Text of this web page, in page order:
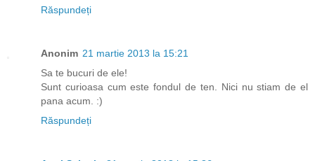
Răspundeți
Anonim 21 martie 2013 la 15:21
Sa te bucuri de ele!
Sunt curioasa cum este fondul de ten. Nici nu stiam de el
pana acum. :)
Răspundeți